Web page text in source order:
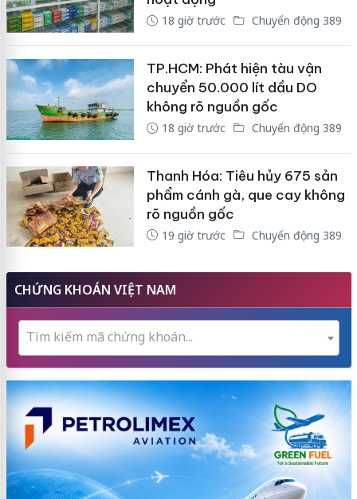
18 giờ trước Chuyển động 389
TP.HCM: Phát hiện tàu vận
chuyển 50.000 lít dầu DO
không rõ nguồn gốc
18 giờ trước Chuyển động 389
Thanh Hóa: Tiêu hủy 675 sản
phẩm cánh gà, que cay không
rõ nguồn gốc
19 giờ trước Chuyển động 389
CHỨNG KHOÁN VIỆT NAM
Tìm kiếm mã chứng khoán...